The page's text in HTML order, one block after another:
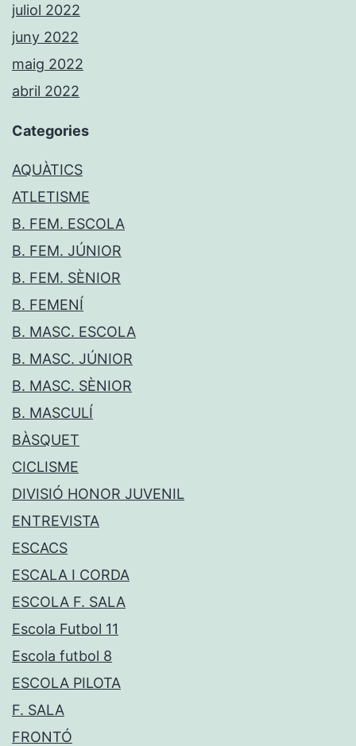
juliol 2022
juny 2022
maig 2022
abril 2022
Categories
AQUÀTICS
ATLETISME
B. FEM. ESCOLA
B. FEM. JÚNIOR
B. FEM. SÈNIOR
B. FEMENÍ
B. MASC. ESCOLA
B. MASC. JÚNIOR
B. MASC. SÈNIOR
B. MASCULÍ
BÀSQUET
CICLISME
DIVISIÓ HONOR JUVENIL
ENTREVISTA
ESCACS
ESCALA I CORDA
ESCOLA F. SALA
Escola Futbol 11
Escola futbol 8
ESCOLA PILOTA
F. SALA
FRONTÓ